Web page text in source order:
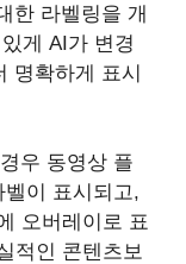
한 라벨링을 개
게 AI가 변경
명확하게 표시
우 동영상 플
이 표시되고,
오버레이로 표
적인 콘텐츠보